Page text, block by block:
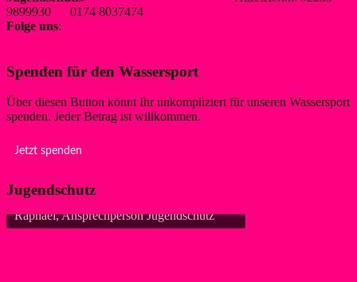
9899930 0174 8037474
Folge uns:
Spenden für den Wassersport
Über diesen Button könnt Ihr unkompliziert für unseren Wassersport
spenden. Jeder Betrag ist willkommen.
Jetzt spenden
Jugendschutz
Raphael, Ansprechperson Jugendschutz